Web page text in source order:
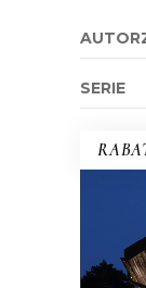
SERIE